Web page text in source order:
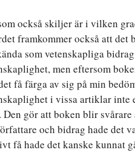
också skiljer är i vilken
framkommer också att det
som vetenskapliga
men eftersom
få färga av sig på min
i vissa artiklar inte
Den gör att boken blir
och bidrag hade det
få hade det kanske kunnat